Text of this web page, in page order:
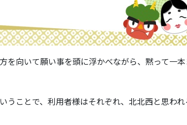
を向いて願い事を頭に浮かべながら、黙って一
うことで、利用者様はそれぞれ、北北西と思わ